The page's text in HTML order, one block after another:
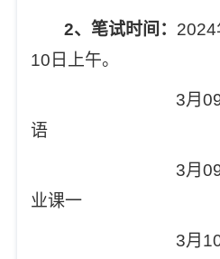
2、笔试时间： 2024
10日上午。
3月
语
3月
业课一
3月